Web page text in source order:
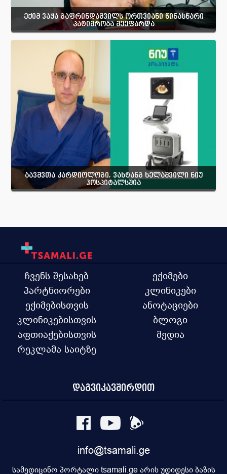
ექიმ ვაჟა გაფრინდაშვილს ორთვიანი წინასწარი
პატიმრობა შეეფარდა
ბავშვთა კარდიოლოგი, ვახტანგ ხელაშვილი ნიუ
ჰოსპიტალსშია
ჩვენს შესახებ
პარტნიორები
ექიმებისთვის
კლინიკებისთვის
აფთიაქებისთვის
რეკლამა საიტზე
ექიმები
კლინიკები
ანოტაციები
ბლოგი
მედია
დაგვიკავშირდით
info@tsamali.ge
სამედიცინო პორტალი tsamali.ge არის უდიდესი ბაზის